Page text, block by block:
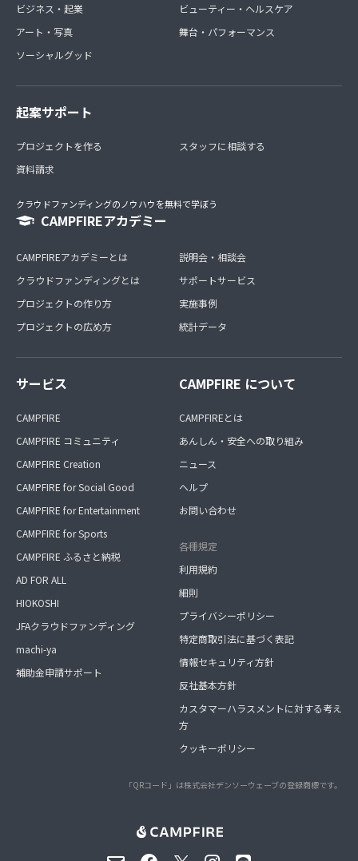
ビジネス・起業
アート・写真
ソーシャルグッド
ビューティー・ヘルスケア
舞台・パフォーマンス
起案サポート
プロジェクトを作る
資料請求
スタッフに相談する
クラウドファンディングのノウハウを無料で学ぼう
CAMPFIREアカデミー
CAMPFIREアカデミーとは
クラウドファンディングとは
プロジェクトの作り方
プロジェクトの広め方
説明会・相談会
サポートサービス
実施事例
統計データ
サービス
CAMPFIRE
CAMPFIRE コミュニティ
CAMPFIRE Creation
CAMPFIRE for Social Good
CAMPFIRE for Entertainment
CAMPFIRE for Sports
CAMPFIRE ふるさと納税
AD FOR ALL
HIOKOSHI
JFAクラウドファンディング
machi-ya
補助金申請サポート
CAMPFIRE について
CAMPFIREとは
あんしん・安全への取り組み
ニュース
ヘルプ
お問い合わせ
各種規定
利用規約
細則
プライバシーポリシー
特定商取引法に基づく表記
情報セキュリティ方針
反社基本方針
カスタマーハラスメントに対する考え
方
クッキーポリシー
「QRコード」は株式会社デンソーウェーブの登録商標です。